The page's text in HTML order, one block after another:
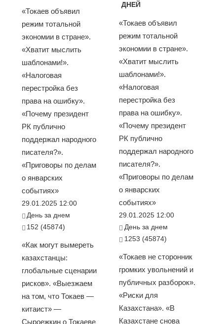
«Токаев объявил
режим тотальной
экономии в стране».
«Хватит мыслить
шаблонами!».
«Налоговая
перестройка без
права на ошибку».
«Почему президент
РК публично
поддержал народного
писателя?».
«Приговоры по делам
о январских
событиях»
29.01.2025 12:00
День за днем
152 (45874)
«Как могут вымереть
казахстанцы:
глобальные сценарии
рисков». «Выезжаем
на том, что Токаев —
китаист» —
Сыроежкин о Токаеве
ДНЕЙ
«Токаев объявил
режим тотальной
экономии в стране».
«Хватит мыслить
шаблонами!».
«Налоговая
перестройка без
права на ошибку».
«Почему президент
РК публично
поддержал народного
писателя?».
«Приговоры по делам
о январских
событиях»
29.01.2025 12:00
День за днем
1253 (45874)
«Токаев не сторонник
громких увольнений и
публичных разборок».
«Риски для
Казахстана». «В
Казахстане снова